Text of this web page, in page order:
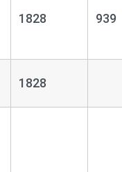
1828 939
1828